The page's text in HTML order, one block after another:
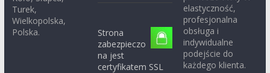
Turek,
Wielkopolska,
Polska.
Strona
zabezpieczo
na jest
certyfikatem SSL
elastyczność,
profesjonalna
obsługa i
indywidualne
podejście do
każdego klienta.